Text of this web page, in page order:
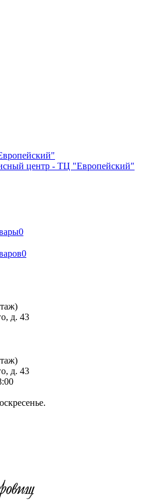
центр - ТЦ "Европейский"
0
0
д. 43
д. 43